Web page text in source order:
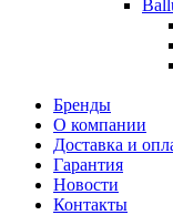
Бренды
О компании
Доставка и
Гарантия
Новости
Контакты